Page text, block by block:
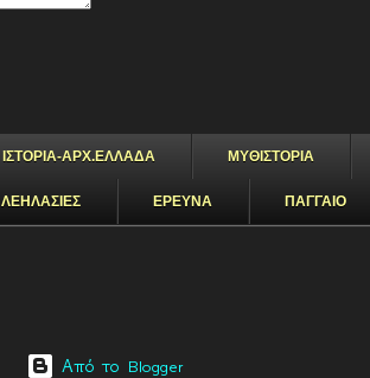
ΙΣΤΟΡΙΑ-ΑΡΧ.ΕΛΛΑΔΑ ΜΥΘΙΣΤΟΡΙΑ
ΛΕΗΛΑΣΙΕΣ ΕΡΕΥΝΑ ΠΑΓΓΑΙΟ
Από το Blogger